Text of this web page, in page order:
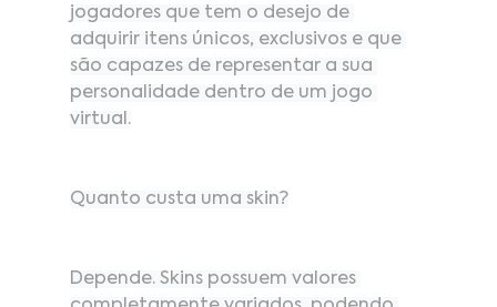
jogadores que tem o desejo de
adquirir itens únicos, exclusivos e que
são capazes de representar a sua
personalidade dentro de um jogo
virtual.
Quanto custa uma skin?
Depende. Skins possuem valores